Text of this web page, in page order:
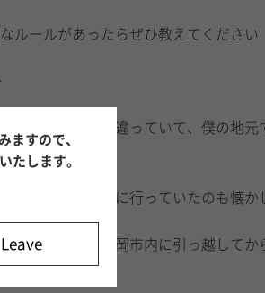
ルールがあったらぜひ教えてください
袋は市によっても違っていて、僕の地
ていました。
を使ってよく温泉に行っていたのも懐か
暮らしを始めて福岡市内に引っ越して
が…。
ますので、
たします。
Leave